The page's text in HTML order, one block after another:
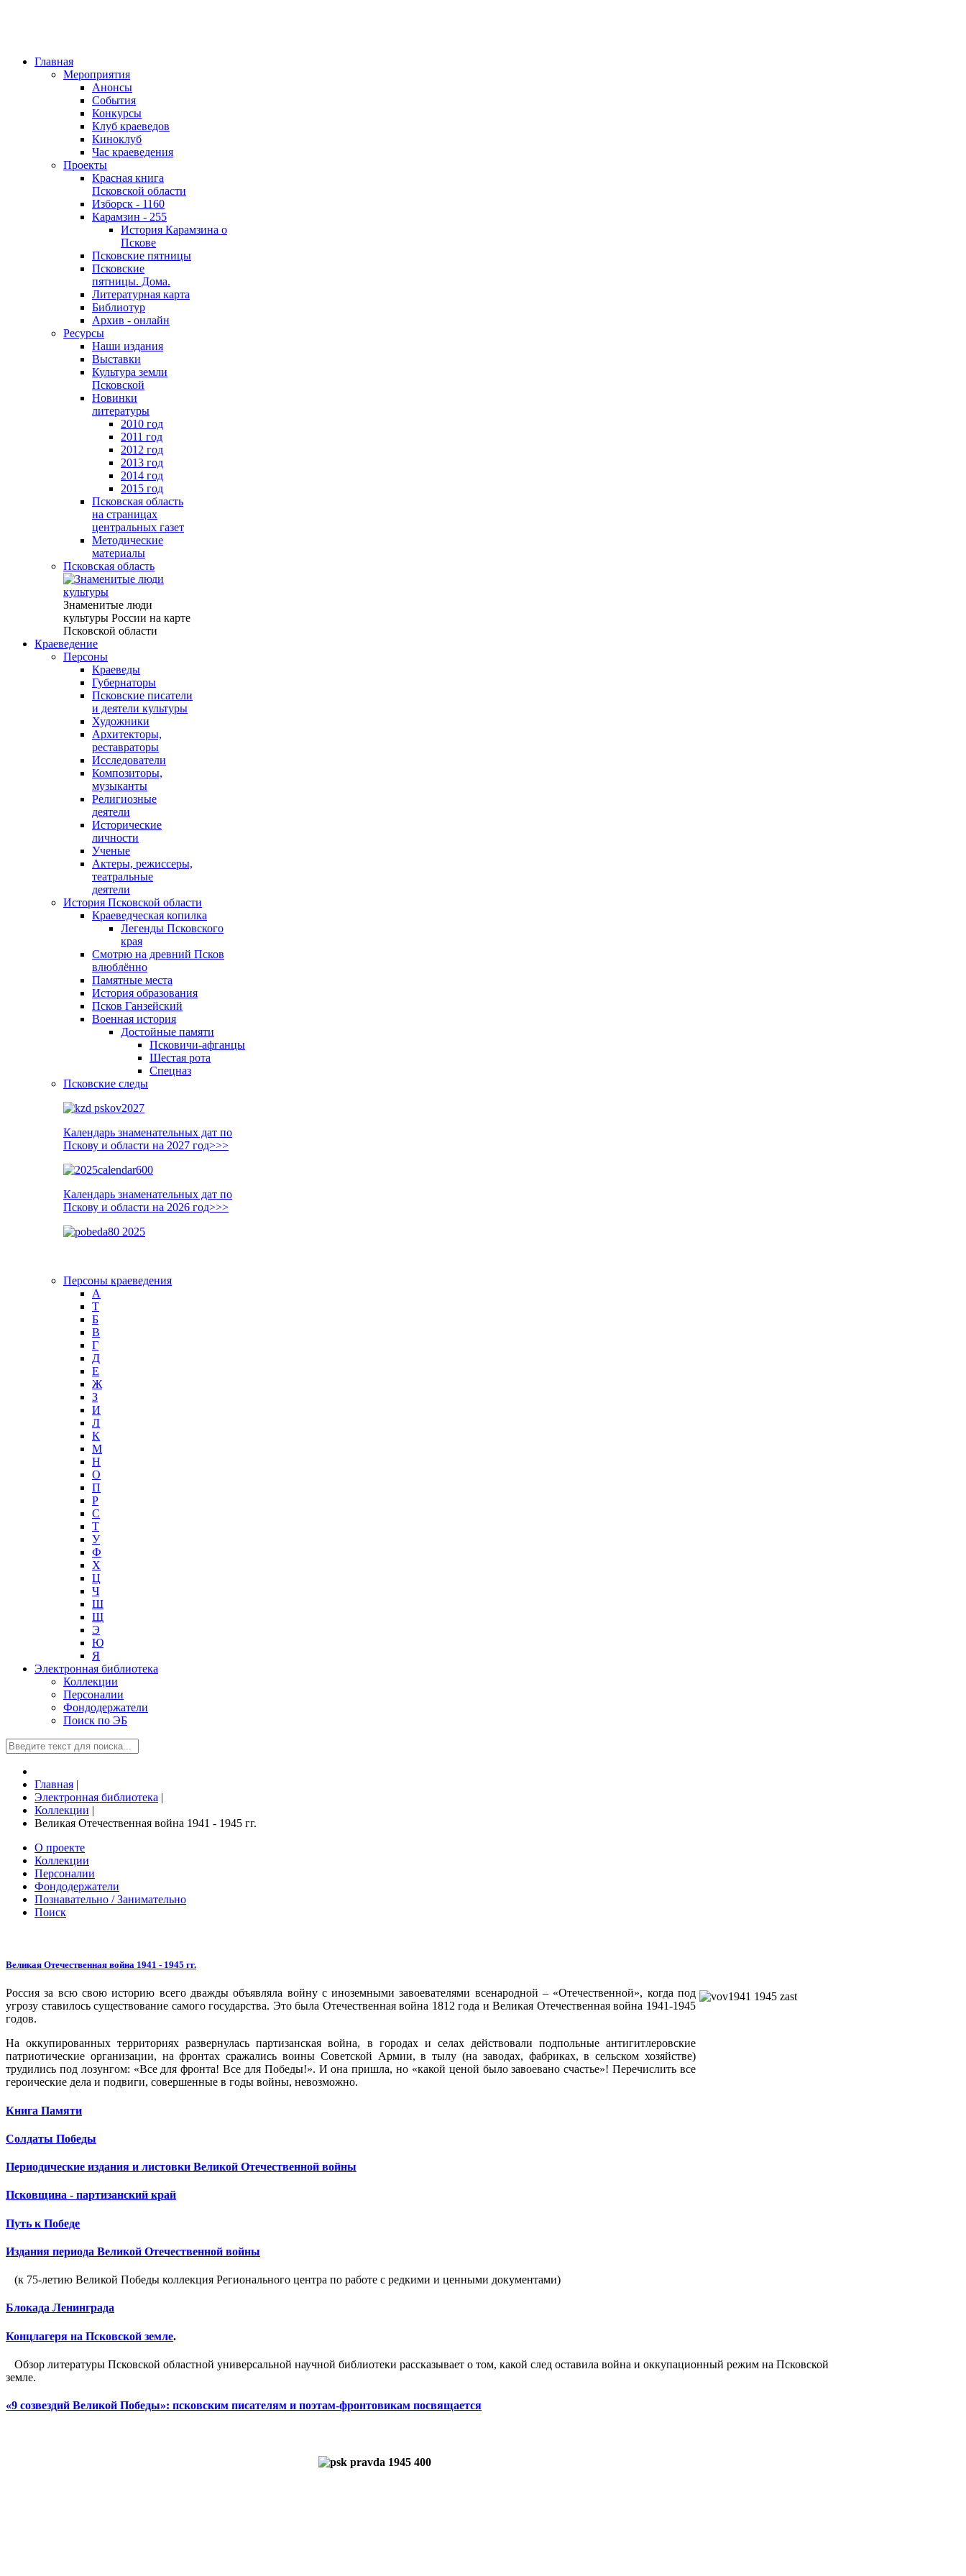
Главная
Мероприятия
Анонсы
События
Конкурсы
Клуб краеведов
Киноклуб
Час краеведения
Проекты
Красная книга
Псковской области
Изборск - 1160
Карамзин - 255
История Карамзина о
Пскове
Псковские пятницы
Псковские
пятницы. Дома.
Литературная карта
Библиотур
Архив - онлайн
Ресурсы
Наши издания
Выставки
Культура земли
Псковской
Новинки
литературы
2010 год
2011 год
2012 год
2013 год
2014 год
2015 год
Псковская область
на страницах
центральных газет
Методические
материалы
Псковская область
Знаменитые люди
культуры России на карте
Псковской области
Краеведение
Персоны
Краеведы
Губернаторы
Псковские писатели
и деятели культуры
Художники
Архитекторы,
реставраторы
Исследователи
Композиторы,
музыканты
Религиозные
деятели
Исторические
личности
Ученые
Актеры, режиссеры,
театральные
деятели
История Псковской области
Краеведческая копилка
Легенды Псковского
края
Смотрю на древний Псков
влюблённо
Памятные места
История образования
Псков Ганзейский
Военная история
Достойные памяти
Псковичи-афганцы
Шестая рота
Спецназ
Псковские следы
Календарь знаменательных дат по
Пскову и области на 2027 год>>>
Календарь знаменательных дат по
Пскову и области на 2026 год>>>
Персоны краеведения
А
T
Б
В
Г
Д
Е
Ж
З
И
Л
К
М
Н
О
П
Р
С
Т
У
Ф
Х
Ц
Ч
Ш
Щ
Э
Ю
Я
Электронная библиотека
Коллекции
Персоналии
Фондодержатели
Поиск по ЭБ
Главная |
Электронная библиотека |
Коллекции |
Великая Отечественная война 1941 - 1945 гг.
О проекте
Коллекции
Персоналии
Фондодержатели
Познавательно / Занимательно
Поиск
Великая Отечественная война 1941 - 1945 гг.
Россия за всю свою историю всего дважды объявляла войну с иноземными завоевателями всенародной – «Отечественной», когда под
угрозу ставилось существование самого государства. Это была Отечественная война 1812 года и Великая Отечественная война 1941-1945
годов.
На оккупированных территориях развернулась партизанская война, в городах и селах действовали подпольные антигитлеровские
патриотические организации, на фронтах сражались воины Советской Армии, в тылу (на заводах, фабриках, в сельском хозяйстве)
трудились под лозунгом: «Все для фронта! Все для Победы!». И она пришла, но «какой ценой было завоевано счастье»! Перечислить все
героические дела и подвиги, совершенные в годы войны, невозможно.
Книга Памяти
Солдаты Победы
Периодические издания и листовки Великой Отечественной войны
Псковщина - партизанский край
Путь к Победе
Издания периода Великой Отечественной войны
(к 75-летию Великой Победы коллекция Регионального центра по работе с редкими и ценными документами)
Блокада Ленинграда
Концлагеря на Псковской земле.
Обзор литературы Псковской областной универсальной научной библиотеки рассказывает о том, какой след оставила война и оккупационный режим на Псковской
земле.
«9 созвездий Великой Победы»: псковским писателям и поэтам-фронтовикам посвящается